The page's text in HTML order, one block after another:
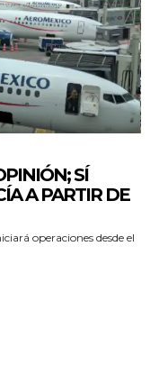
SÍ
A PARTIR DE
operaciones desde el